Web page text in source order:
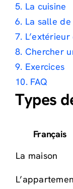
5. La cuisine
6. La salle
7.
8. Chercher
9. Exercices
10. FAQ
Types
Français
La maison